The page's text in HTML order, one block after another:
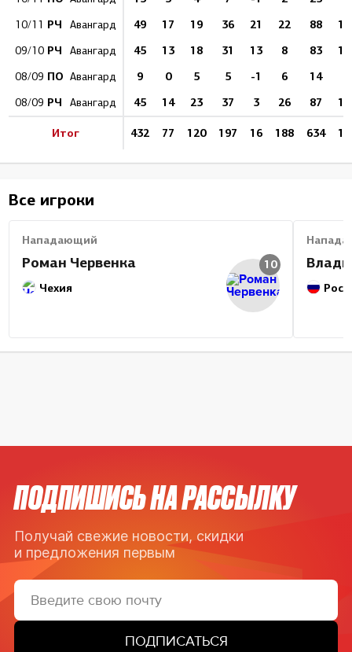
10/11 РЧ Авангард 49 17 19 36 21 22 88
09/10 РЧ Авангард 45 13 18 31 13 8 83
08/09 ПО Авангард 9 0 5 5 -1 6 14
08/09 РЧ Авангард 45 14 23 37 3 26 87
Итог 432 77 120 197 16 188 634
Все игроки
Нападающий
Роман Червенка
Чехия
10
ПОДПИШИСЬ НА РАССЫЛКУ
Получай свежие новости, скидки
и предложения первым
ПОДПИСАТЬСЯ